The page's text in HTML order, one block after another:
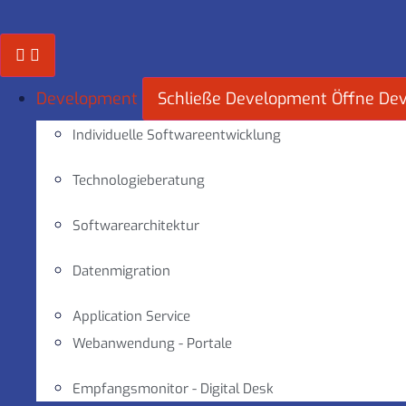
Inhalt
springen
Development
Schließe Development Öffne
Individuelle Softwareentwicklung
Technologieberatung
Softwarearchitektur
Datenmigration
Application Service
Webanwendung - Portale
Empfangsmonitor - Digital Desk